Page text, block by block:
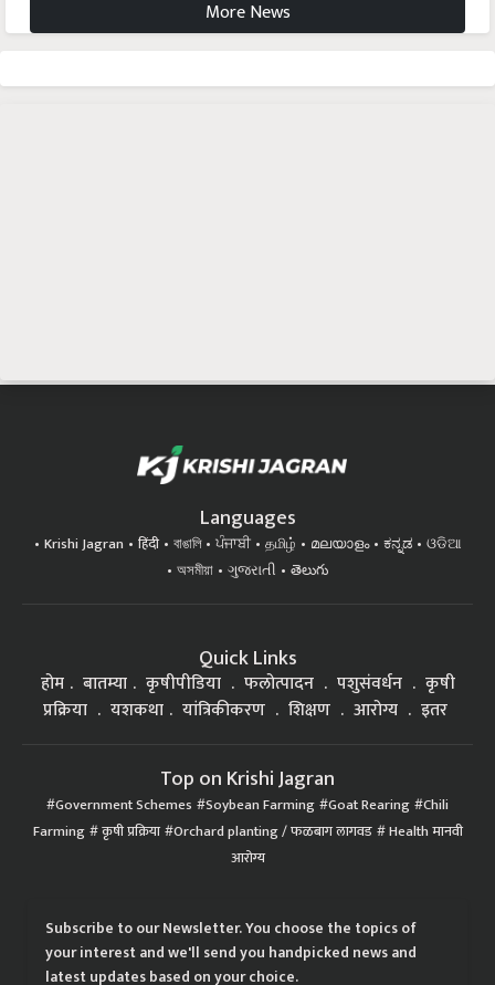
More News
Languages
Krishi Jagran हिंदी বাঙালি ਪੰਜਾਬੀ தமிழ் മലയാളം ಕನ್ನಡ
ଓଡିଆ
অসমীয়া
ગુજરાતી తెలుగు
Quick Links
होम बातम्या कृषीपीडिया फलोत्पादन पशुसंवर्धन
कृषी
प्रक्रिया
यशकथा यांत्रिकीकरण शिक्षण आरोग्य इतर
Top on Krishi Jagran
Government Schemes Soybean Farming Goat Rearing Chili
Farming कृषी प्रक्रिया Orchard planting / फळबाग लागवड Health मानवी
आरोग्य
Subscribe to our Newsletter. You choose the topics of
your interest and we'll send you handpicked news and
latest updates based on your choice.